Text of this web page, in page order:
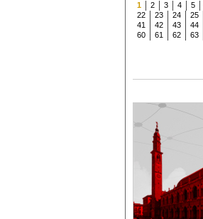
1 2 3 4 5
22
23 24 25
41
42 43 44
60
61 62 63